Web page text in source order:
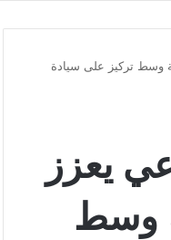
وسط تركيز على سيادة
يعزز
وسط